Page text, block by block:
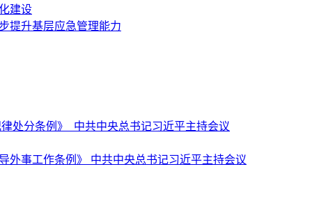
建设
提升基层应急管理能力
处分条例》 中共中央总书记习近平主持会议
外事工作条例》 中共中央总书记习近平主持会议